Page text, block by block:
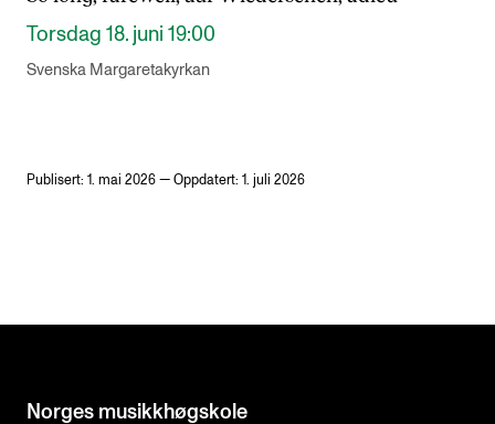
Torsdag 18. juni 19:00
Svenska Margaretakyrkan
Publisert: 1. mai 2026 — Oppdatert: 1. juli 2026
Norges musikk­høgskole